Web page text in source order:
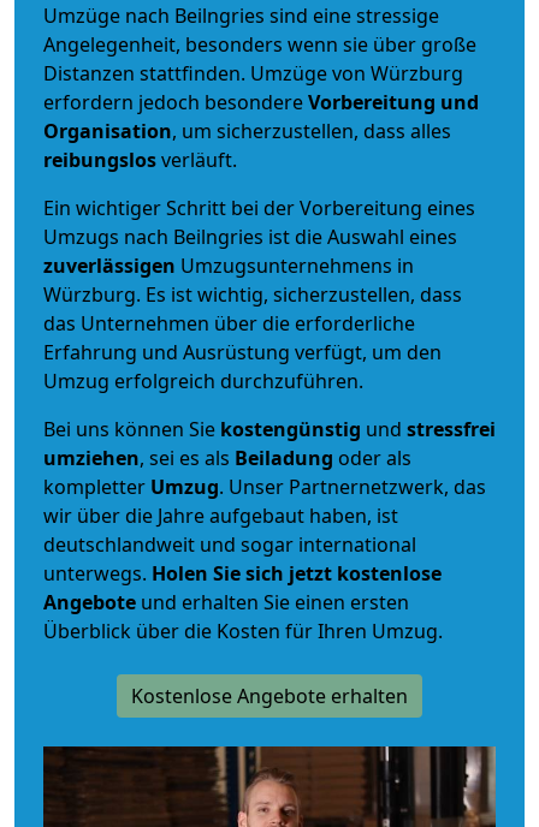
Umzüge nach Beilngries sind eine stressige
Angelegenheit, besonders wenn sie über große
Distanzen stattfinden. Umzüge von Würzburg
erfordern jedoch besondereVorbereitung und
Organisation, um sicherzustellen, dass alles
reibungslosverläuft.
Ein wichtiger Schritt bei der Vorbereitung eines
Umzugs nach Beilngries ist die Auswahl eines
zuverlässigen Umzugsunternehmens in
Würzburg. Es ist wichtig, sicherzustellen, dass
das Unternehmen über die erforderliche
Erfahrung und Ausrüstung verfügt, um den
Umzug erfolgreich durchzuführen.
Bei uns können Sie kostengünstig und stressfrei
umziehen, sei es als Beiladung oder als
kompletter Umzug. Unser Partnernetzwerk, das
wir über die Jahre aufgebaut haben, ist
deutschlandweit und sogar international
unterwegs. Holen Sie sich jetzt kostenlose
Angebote und erhalten Sie einen ersten
Überblick über die Kosten für Ihren Umzug.
Kostenlose Angebote erhalten